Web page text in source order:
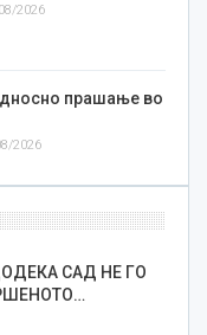
2026
прашање во
2026
САД НЕ ГО